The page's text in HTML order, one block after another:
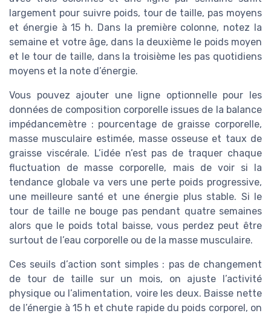
largement pour suivre poids, tour de taille, pas moyens
et énergie à 15 h. Dans la première colonne, notez la
semaine et votre âge, dans la deuxième le poids moyen
et le tour de taille, dans la troisième les pas quotidiens
moyens et la note d’énergie.
Vous pouvez ajouter une ligne optionnelle pour les
données de composition corporelle issues de la balance
impédancemètre : pourcentage de graisse corporelle,
masse musculaire estimée, masse osseuse et taux de
graisse viscérale. L’idée n’est pas de traquer chaque
fluctuation de masse corporelle, mais de voir si la
tendance globale va vers une perte poids progressive,
une meilleure santé et une énergie plus stable. Si le
tour de taille ne bouge pas pendant quatre semaines
alors que le poids total baisse, vous perdez peut être
surtout de l’eau corporelle ou de la masse musculaire.
Ces seuils d’action sont simples : pas de changement
de tour de taille sur un mois, on ajuste l’activité
physique ou l’alimentation, voire les deux. Baisse nette
de l’énergie à 15 h et chute rapide du poids corporel, on